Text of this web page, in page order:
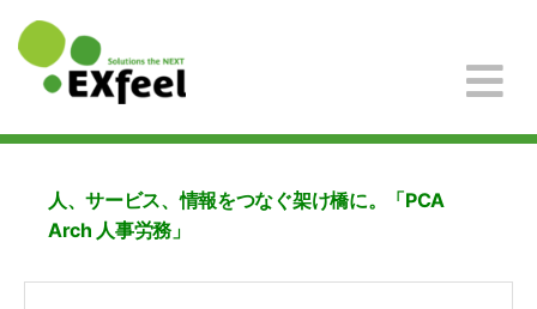
人、サービス、情報をつなぐ架け橋に。「PCA
Arch 人事労務」